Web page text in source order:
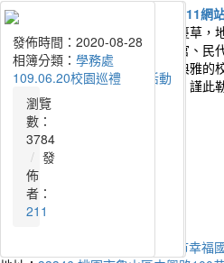
發佈時間：2022-06-08
相簿分類： 學務處
111.06.08校園巡禮
瀏覽
數：
2930
發
佈
者：
211
發佈時間：2021-11-10
相簿分類： 學務處
110.11.06第17屆校慶運動會
瀏覽
數：
4676
發
佈
者：
211
發佈時間：2020-11-09
相簿分類： 學務處
109.11.07第16屆校慶運動會
瀏覽
數：
4784
發
佈
者：
211
發佈時間：2020-09-03
相簿分類： 學務處
109.09.03友善校園宣誓活動
瀏覽
數：
4313
發
佈
者：
211
發佈時間：2020-08-28
相簿分類： 學務處
109.06.20校園巡禮
瀏覽
數：
3784
發
佈
者：
211
桃園市幸福國中建校初始，荒煙蔓草
艱辛。感謝朱縣長立倫、各級長官、
美校園。讓莘莘學子們在這巍峨典雅
游於藝」的理想。欣逢校舍落成，謹此
流量統計
今天：
昨天：
203416
本週：
本月： 1609820
總計： 19820823
桃園市幸福